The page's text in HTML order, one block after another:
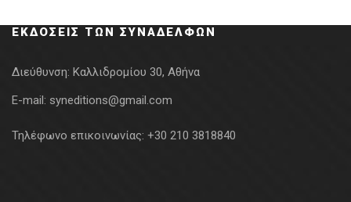
ΕΚΔΌΣΕΙΣ ΤΩΝ ΣΥΝΑΔΈΛΦΩΝ
Διεύθυνση: Καλλιδρομίου 30, Αθήνα
E-mail: syneditions@gmail.com
Τηλέφωνο επικοινωνίας: +30 210 3818840